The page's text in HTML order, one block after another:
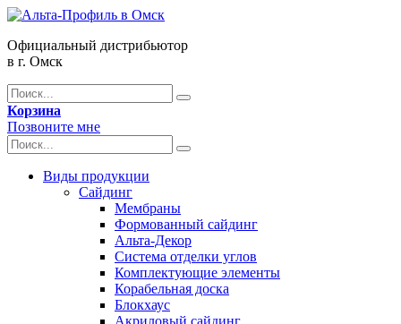
Официальный дистрибьютор
в г. Омск
Корзина
Позвоните мне
Виды продукции
Сайдинг
Мембраны
Формованный сайдинг
Альта-Декор
Система отделки углов
Комплектующие элементы
Корабельная доска
Блокхаус
Акриловый сайдинг